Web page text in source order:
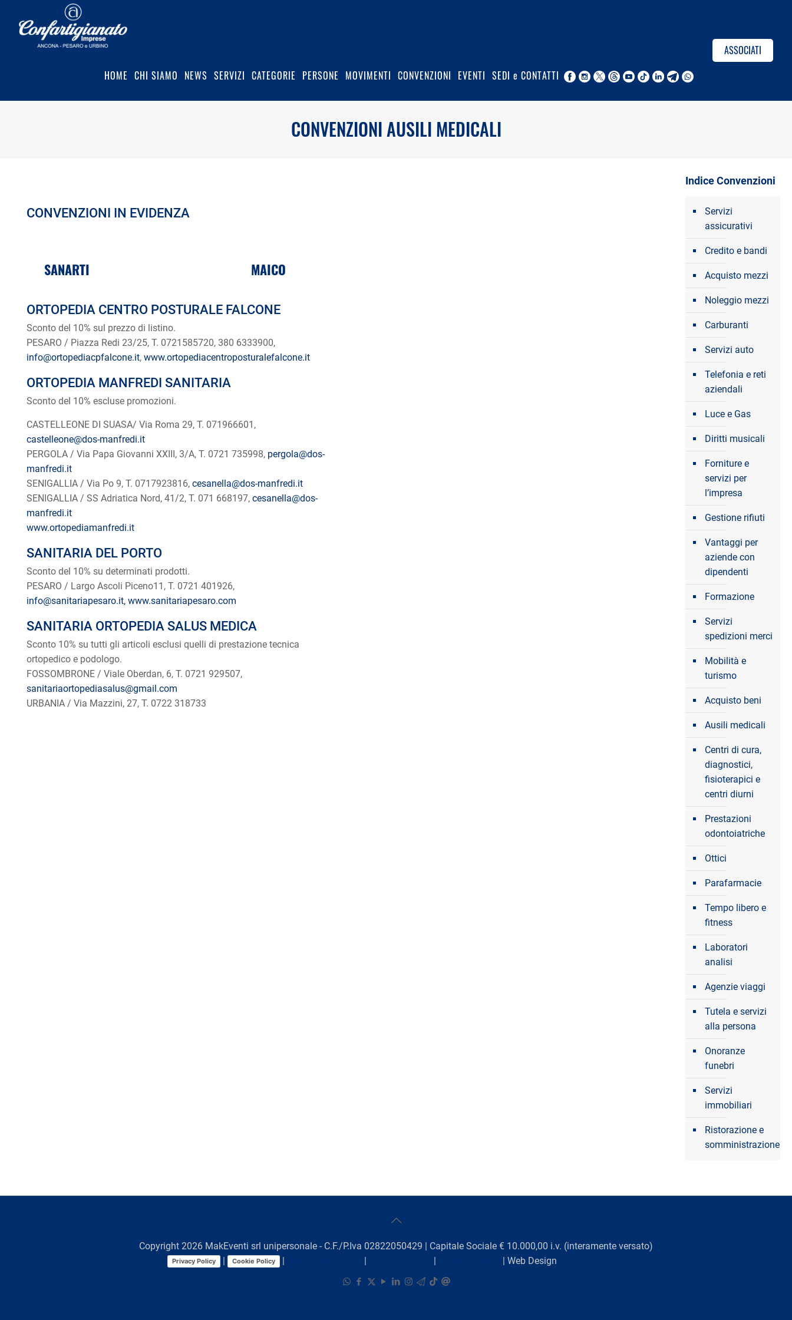
HOME CHI SIAMO NEWS SERVIZI CATEGORIE PERSONE MOVIMENTI CONVENZIONI EVENTI SEDI e CONTATTI
ASSOCIATI
CONVENZIONI AUSILI MEDICALI
CONVENZIONI IN EVIDENZA
SANARTI MAICO
ORTOPEDIA CENTRO POSTURALE FALCONE
Sconto del 10% sul prezzo di listino.
PESARO / Piazza Redi 23/25, T. 0721585720, 380 6333900,
info@ortopediacpfalcone.it, www.ortopediacentroposturalefalcone.it
ORTOPEDIA MANFREDI SANITARIA
Sconto del 10% escluse promozioni.
CASTELLEONE DI SUASA/ Via Roma 29, T. 071966601,
castelleone@dos-manfredi.it
PERGOLA / Via Papa Giovanni XXIII, 3/A, T. 0721 735998, pergola@dos-
manfredi.it
SENIGALLIA / Via Po 9, T. 0717923816, cesanella@dos-manfredi.it
SENIGALLIA / SS Adriatica Nord, 41/2, T. 071 668197, cesanella@dos-
manfredi.it
www.ortopediamanfredi.it
SANITARIA DEL PORTO
Sconto del 10% su determinati prodotti.
PESARO / Largo Ascoli Piceno11, T. 0721 401926,
info@sanitariapesaro.it, www.sanitariapesaro.com
SANITARIA ORTOPEDIA SALUS MEDICA
Sconto 10% su tutti gli articoli esclusi quelli di prestazione tecnica
ortopedico e podologo.
FOSSOMBRONE / Viale Oberdan, 6, T. 0721 929507,
sanitariaortopediasalus@gmail.com
URBANIA / Via Mazzini, 27, T. 0722 318733
Indice Convenzioni
Servizi
assicurativi
Credito e bandi
Acquisto mezzi
Noleggio mezzi
Carburanti
Servizi auto
Telefonia e reti
aziendali
Luce e Gas
Diritti musicali
Forniture e
servizi per
l’impresa
Gestione rifiuti
Vantaggi per
aziende con
dipendenti
Formazione
Servizi
spedizioni merci
Mobilità e
turismo
Acquisto beni
Ausili medicali
Centri di cura,
diagnostici,
fisioterapici e
centri diurni
Prestazioni
odontoiatriche
Ottici
Parafarmacie
Tempo libero e
fitness
Laboratori
analisi
Agenzie viaggi
Tutela e servizi
alla persona
Onoranze
funebri
Servizi
immobiliari
Ristorazione e
somministrazione
Copyright 2026 MakEventi srl unipersonale - C.F./P.Iva 02822050429 | Capitale Sociale € 10.000,00 i.v. (interamente versato)
Privacy Policy | Cookie Policy | | | | Web Design